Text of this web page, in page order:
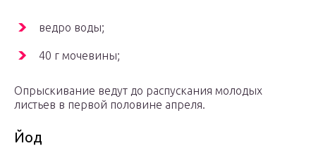
ведро воды;
40 г мочевины;
Опрыскивание ведут до распускания молодых
листьев в первой половине апреля.
Йод